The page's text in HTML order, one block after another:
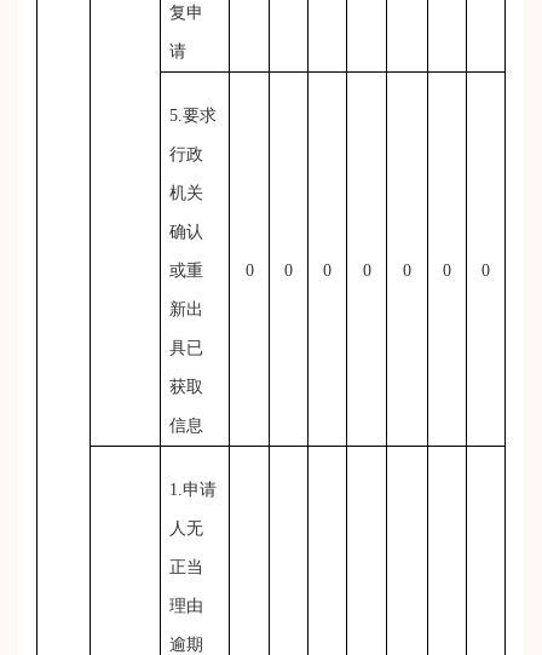
复申
请
5.要求
行政
机关
确认
或重
新出
具已
获取
信息
0 0 0 0 0 0 0
1.申请
人无
正当
理由
逾期